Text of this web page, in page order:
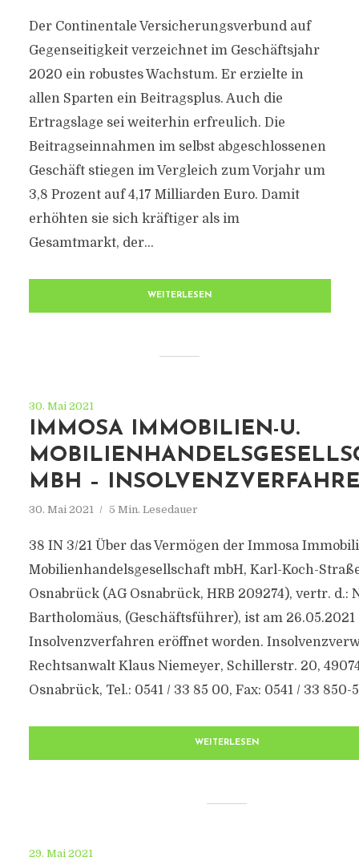
Der Continentale Versicherungsverbund auf
Gegenseitigkeit verzeichnet im Geschäftsjahr
2020 ein robustes Wachstum. Er erzielte in
allen Sparten ein Beitragsplus. Auch die
Ertragslage sei weiterhin erfreulich. Die
Beitragseinnahmen im selbst abgeschlossenen
Geschäft stiegen im Vergleich zum Vorjahr um
3,8 Prozent auf 4,17 Milliarden Euro. Damit
erhöhten sie sich kräftiger als im
Gesamtmarkt, der...
WEITERLESEN
30. Mai 2021
IMMOSA IMMOBILIEN-U.
MBH –
30. Mai 2021 5 Min. Lesedauer
38 IN 3/21 Über das Vermögen der Immosa
Mobilienhandelsgesellschaft mbH, Karl-Koch-
Osnabrück (AG Osnabrück, HRB 209274), vertr. d.:
Bartholomäus, (Geschäftsführer), ist am 26.05.2021
Insolvenzverfahren eröffnet worden.
Rechtsanwalt Klaus Niemeyer, Schillerstr. 20,
Osnabrück, Tel.: 0541 / 33 85 00, Fax: 0541 / 33 850-
WEITERLESEN
29. Mai 2021